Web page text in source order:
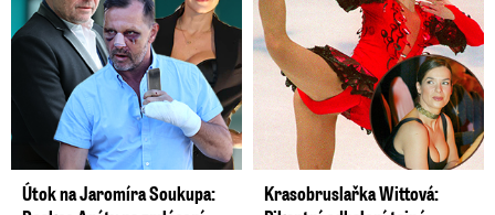
Útok na Jaromíra Soukupa:
Krasobruslařka Wittová: